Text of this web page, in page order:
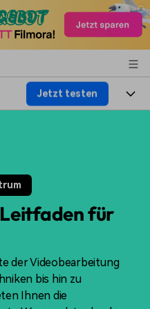
Jetzt testen
Meisterkurs
Beherrschen Sie
für
der Videobearbeitung
bis hin zu
Ihnen die